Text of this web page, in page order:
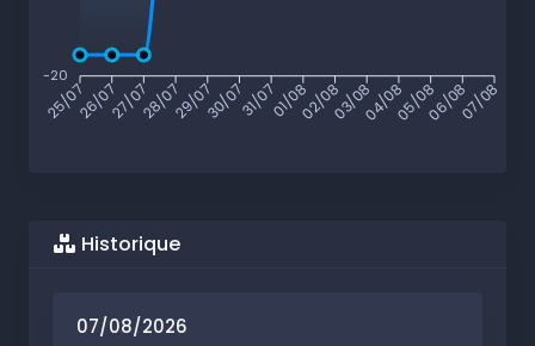
-20
25/0726/0727/0728/0729/0730/0731/0701/0802/0803/0804/0805/0806/0807/08
Historique
07/08/2026